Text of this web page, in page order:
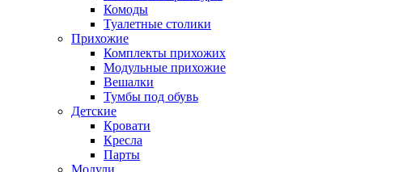
Комоды
Туалетные столики
Прихожие
Комплекты прихожих
Модульные прихожие
Вешалки
Тумбы под обувь
Детские
Кровати
Кресла
Парты
Модули